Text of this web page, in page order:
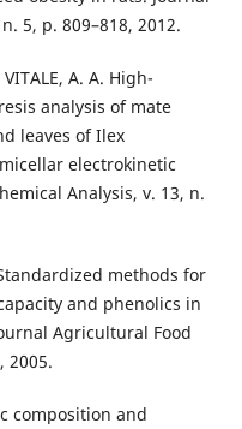
5, p. 809–818, 2012.
VITALE, A. A. High-
analysis of mate
leaves of Ilex
electrokinetic
Analysis, v. 13, n.
Standardized methods for
and phenolics in
Agricultural Food
2005.
composition and